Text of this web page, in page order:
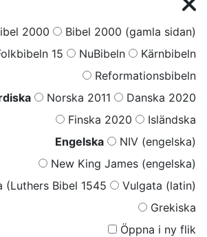
2000
Bibel 2000 (gamla sidan)
15 NuBibeln
Kärnbibeln
Reformationsbibeln
Norska 2011
Danska 2020
Finska 2020
Isländska
Engelska
NIV (engelska)
New King James (engelska)
(Luthers Bibel 1545
Vulgata (latin)
Grekiska
Öppna i ny flik